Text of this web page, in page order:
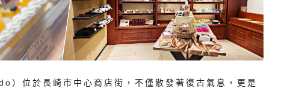
位於長崎市中心商店街，不僅散發著復古氣息，更是